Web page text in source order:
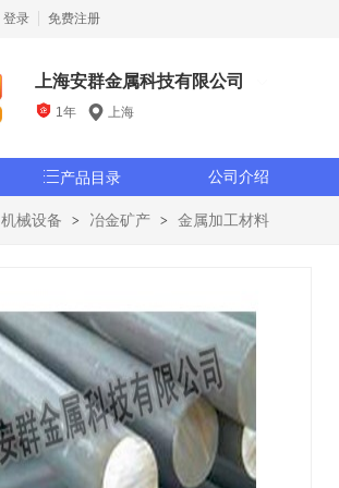
登录 免费注册
上海安群金属科技有限公司
1年  上海
产品目录 公司介绍
机械设备 > 冶金矿产 > 金属加工材料